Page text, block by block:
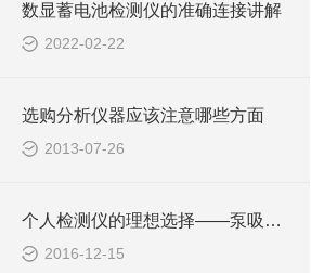
数显蓄电池检测仪的准确连接讲解
2022-02-22
选购分析仪器应该注意哪些方面
2013-07-26
个人检测仪的理想选择——泵吸式气体检测仪
2016-12-15